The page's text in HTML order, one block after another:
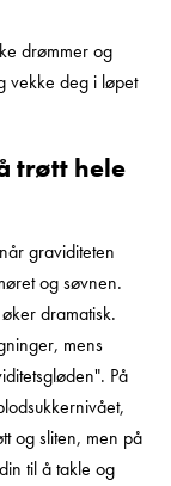
drømmer og
vekke deg i løpet
trøtt hele
graviditeten
og søvnen.
dramatisk.
mens
På
og sliten, men på
til å takle og